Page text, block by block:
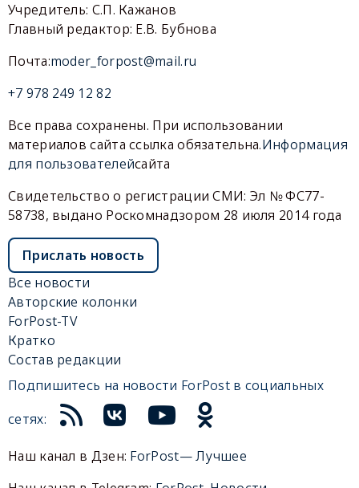
Учредитель: С.П. Кажанов
Главный редактор: Е.В. Бубнова
Почта:moder_forpost@mail.ru
+7 978 249 12 82
Все права сохранены. При использовании
материалов сайта ссылка обязательна.Информация
для пользователейсайта
Свидетельство о регистрации СМИ: Эл № ФС77-
58738, выдано Роскомнадзором 28 июля 2014 года
Прислать новость
Все новости
Авторские колонки
ForPost-TV
Кратко
Состав редакции
Подпишитесь на новости ForPost в социальных
сетях:
Наш канал в Дзен: ForPost— Лучшее